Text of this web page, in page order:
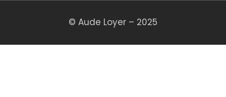
© Aude Loyer – 2025